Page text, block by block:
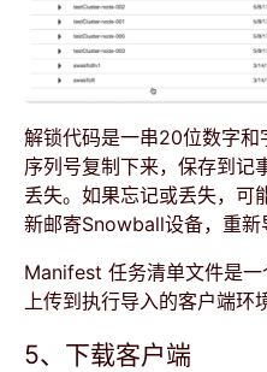
解锁代码是一串20位数字
序列号复制下来，保存到记
丢失。如果忘记或丢失，可
新邮寄Snowball设备，重新
Manifest 任务清单文件是
上传到执行导入的客户端环
5、下载客户端